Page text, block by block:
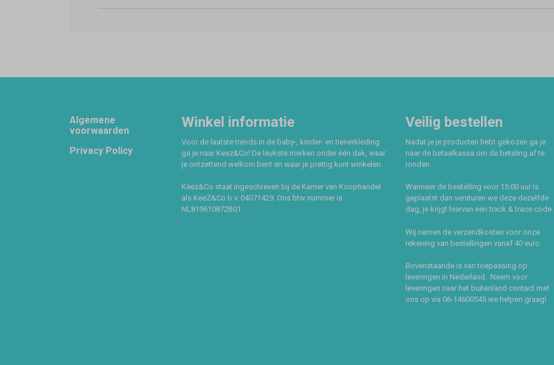
Footer
Algemene
voorwaarden
Privacy Policy
Winkel informatie
Voor de laatste trends in de baby-, kinder- en tienerkleding
ga je naar Keez&Co! De leukste merken onder één dak, waar
je ontzettend welkom bent en waar je prettig kunt winkelen.
Keez&Co staat ingeschreven bij de Kamer van Koophandel
als KeeZ&Co b.v. 04071429. Ons btw nummer is
NL819610872B01.
Veilig bestellen
Nadat je je producten hebt gekozen ga je
naar de betaalkassa om de betaling af te
ronden.
Wanneer de bestelling voor 15:00 uur is
geplaatst dan versturen we deze dezelfde
dag, je krijgt hiervan een track & trace code.
Wij nemen de verzendkosten voor onze
rekening van bestellingen vanaf 40 euro.
Bovenstaande is van toepassing op
leveringen in Nederland. Neem voor
leveringen naar het buitenland contact met
ons op via 06-14600545 we helpen graag!